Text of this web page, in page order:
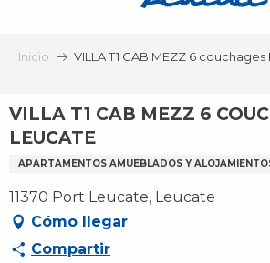
Inicio VILLA T1 CAB MEZZ 6 couchages
VILLA T1 CAB MEZZ 6
LEUCATE
APARTAMENTOS AMUEBLADOS Y
11370 Port Leucate, Leucate
Cómo llegar
Compartir